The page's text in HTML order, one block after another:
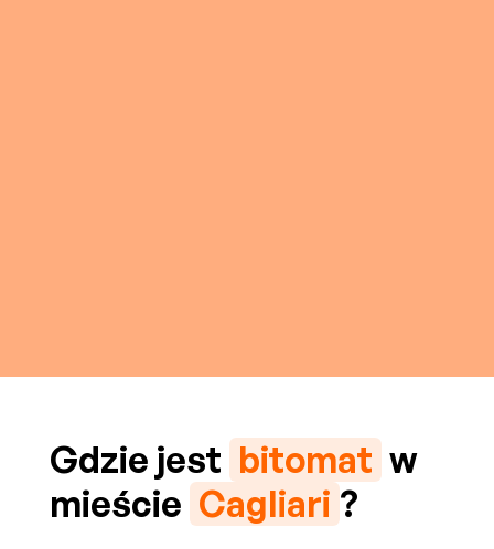
Gdzie jest bitomat w
mieście Cagliari ?